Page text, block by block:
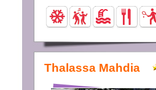
Thalassa Mahdia